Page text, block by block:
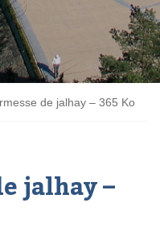
de jalhay – 365 Ko
jalhay –